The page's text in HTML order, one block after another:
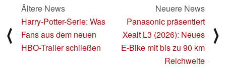
⟨
Ältere News
Harry-Potter-Serie: Was
Fans aus dem neuen
HBO-Trailer schließen
Neuere News
Panasonic präsentiert
Xealt L3 (2026): Neues
E-Bike mit bis zu 90 km
Reichweite
⟩